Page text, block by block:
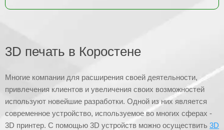
3D печать в Коростене
Многие компании для расширения своей деятельности,
привлечения клиентов и увеличения своих возможностей
используют новейшие разработки. Одной из них является
современное устройство, используемое во многих сферах -
3D принтер. С помощью 3D устройств можно осуществить 3D